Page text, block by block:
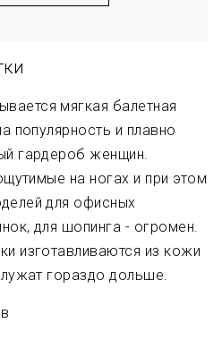
мягкая балетная
популярность и плавно
гардероб женщин.
на ногах и при этом
для офисных
для шопинга - огромен.
изготавливаются из кожи
гораздо дольше.